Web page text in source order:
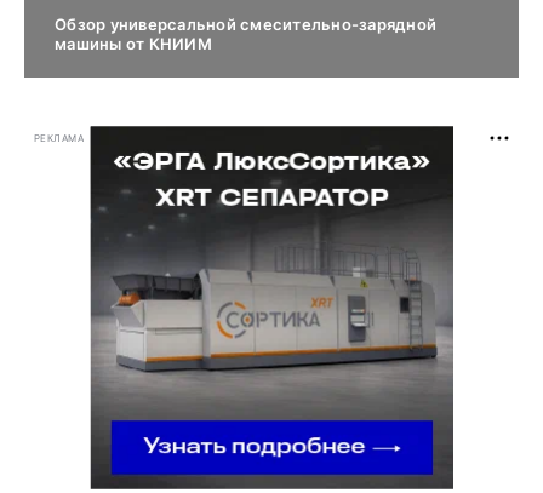
Обзор универсальной смесительно-зарядной
машины от КНИИМ
РЕКЛАМА